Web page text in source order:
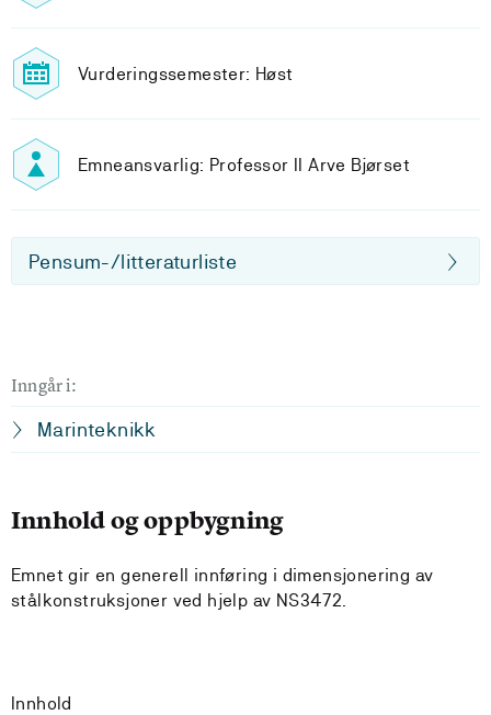
Vurderingssemester: Høst
Emneansvarlig: Professor II Arve Bjørset
Pensum-/litteraturliste
Inngår i:
Marinteknikk
Innhold og oppbygning
Emnet gir en generell innføring i dimensjonering av
stålkonstruksjoner ved hjelp av NS3472.
Innhold